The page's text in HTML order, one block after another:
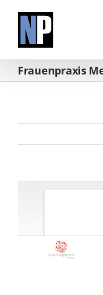
springen
Frauenpraxis